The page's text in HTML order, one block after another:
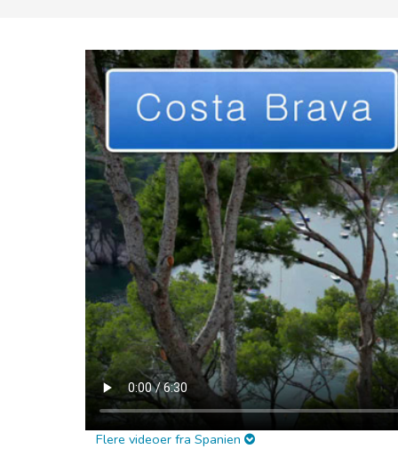
Flere videoer fra Spanien